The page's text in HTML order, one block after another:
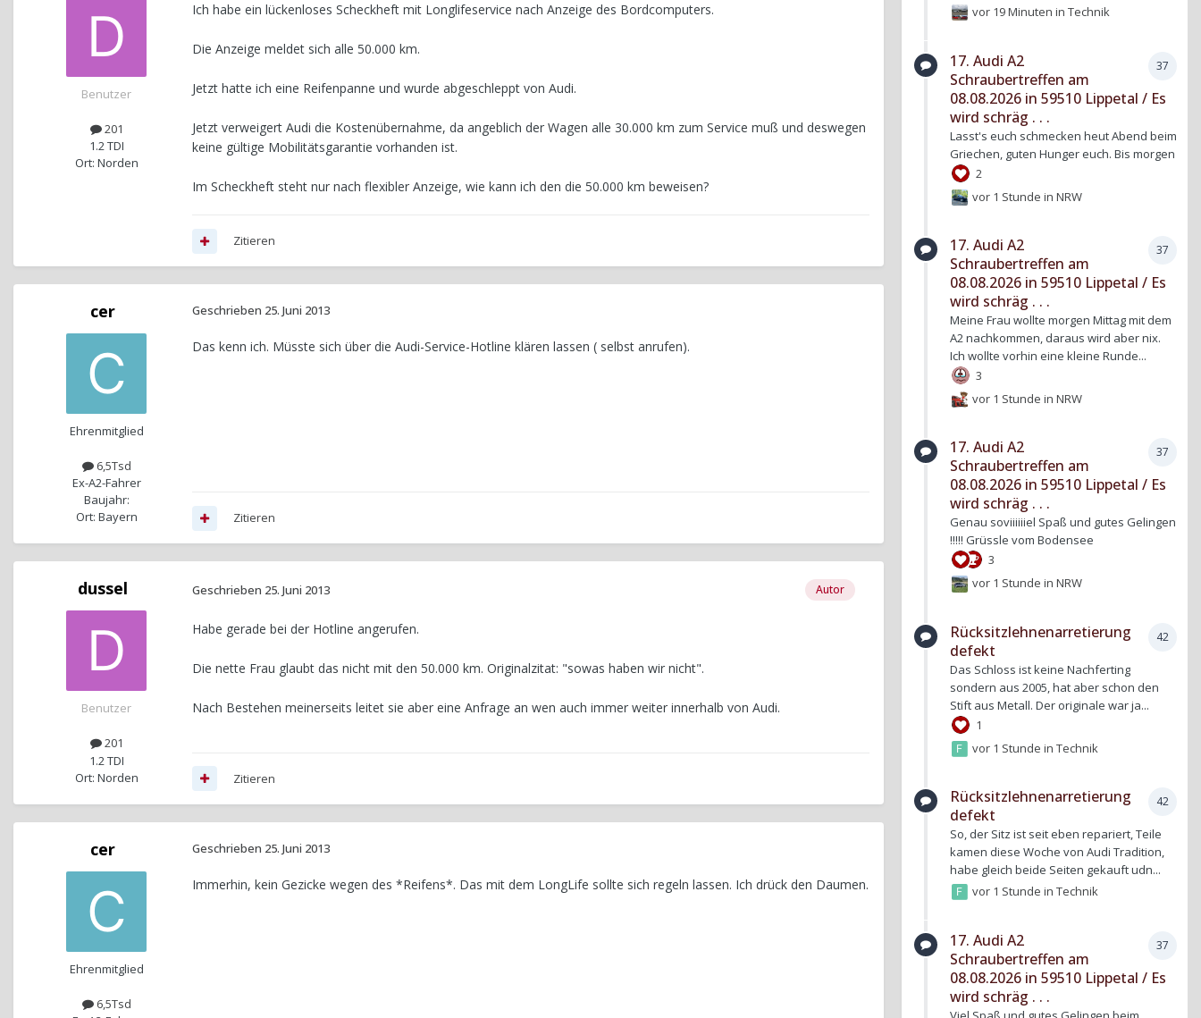
Benutzer
201
1.2 TDI
Ort: Norden
Ich habe ein lückenloses Scheckheft mit Longlifeservice nach Anzeige des Bordcomputers.
Die Anzeige meldet sich alle 50.000 km.
Jetzt hatte ich eine Reifenpanne und wurde abgeschleppt von Audi.
Jetzt verweigert Audi die Kostenübernahme, da angeblich der Wagen alle 30.000 km zum Service muß und deswegen
keine gültige Mobilitätsgarantie vorhanden ist.
Im Scheckheft steht nur nach flexibler Anzeige, wie kann ich den die 50.000 km beweisen?
Zitieren
cer
Ehrenmitglied
6,5Tsd
Ex-A2-Fahrer
Baujahr:
Ort: Bayern
Geschrieben 25. Juni 2013
Das kenn ich. Müsste sich über die Audi-Service-Hotline klären lassen ( selbst anrufen).
Zitieren
dussel
Benutzer
201
1.2 TDI
Ort: Norden
Autor
Geschrieben 25. Juni 2013
Habe gerade bei der Hotline angerufen.
Die nette Frau glaubt das nicht mit den 50.000 km. Originalzitat: "sowas haben wir nicht".
Nach Bestehen meinerseits leitet sie aber eine Anfrage an wen auch immer weiter innerhalb von Audi.
Zitieren
cer
Ehrenmitglied
6,5Tsd
Geschrieben 25. Juni 2013
Immerhin, kein Gezicke wegen des *Reifens*. Das mit dem LongLife sollte sich regeln lassen. Ich drück den Daumen.
vor 19 MinuteninTechnik
37
17. Audi A2
Schraubertreffen am
08.08.2026 in 59510 Lippetal / Es
wird schräg . . .
Lasst's euch schmecken heut Abend beim
Griechen, guten Hunger euch. Bis morgen
2
vor 1 Stunde inNRW
37
17. Audi A2
Schraubertreffen am
08.08.2026 in 59510 Lippetal / Es
wird schräg . . .
Meine Frau wollte morgen Mittag mit dem
A2 nachkommen, daraus wird aber nix.
Ich wollte vorhin eine kleine Runde...
3
vor 1 Stunde inNRW
37
17. Audi A2
Schraubertreffen am
08.08.2026 in 59510 Lippetal / Es
wird schräg . . .
Genau soviiiiiiel Spaß und gutes Gelingen
!!!!! Grüssle vom Bodensee
3
vor 1 Stunde inNRW
42
Rücksitzlehnenarretierung
defekt
Das Schloss ist keine Nachferting
sondern aus 2005, hat aber schon den
Stift aus Metall. Der originale war ja...
1
vor 1 Stunde inTechnik
42
Rücksitzlehnenarretierung
defekt
So, der Sitz ist seit eben repariert, Teile
kamen diese Woche von Audi Tradition,
habe gleich beide Seiten gekauft udn...
vor 1 Stunde inTechnik
37
17. Audi A2
Schraubertreffen am
08.08.2026 in 59510 Lippetal / Es
wird schräg . . .